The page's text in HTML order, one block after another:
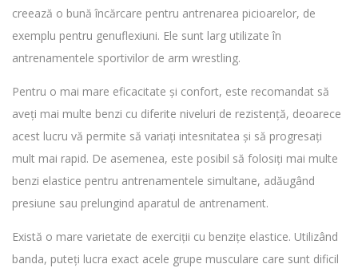
creează o bună încărcare pentru antrenarea picioarelor, de
exemplu pentru genuflexiuni. Ele sunt larg utilizate în
antrenamentele sportivilor de arm wrestling.
Pentru o mai mare eficacitate și confort, este recomandat să
aveți mai multe benzi cu diferite niveluri de rezistență, deoarece
acest lucru vă permite să variați intesnitatea și să progresați
mult mai rapid. De asemenea, este posibil să folosiți mai multe
benzi elastice pentru antrenamentele simultane, adăugând
presiune sau prelungind aparatul de antrenament.
Există o mare varietate de exerciții cu benzițe elastice. Utilizând
banda, puteți lucra exact acele grupe musculare care sunt dificil